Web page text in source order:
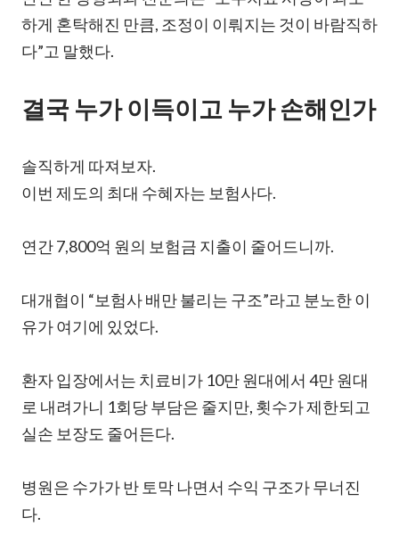
하게 혼탁해진 만큼, 조정이 이뤄지는 것이 바람직하
다”고 말했다.
결국 누가 이득이고 누가 손해인가
솔직하게 따져보자.
이번 제도의 최대 수혜자는 보험사다.
연간 7,800억 원의 보험금 지출이 줄어드니까.
대개협이 “보험사 배만 불리는 구조”라고 분노한 이
유가 여기에 있었다.
환자 입장에서는 치료비가 10만 원대에서 4만 원대
로 내려가니 1회당 부담은 줄지만, 횟수가 제한되고
실손 보장도 줄어든다.
병원은 수가가 반 토막 나면서 수익 구조가 무너진
다.